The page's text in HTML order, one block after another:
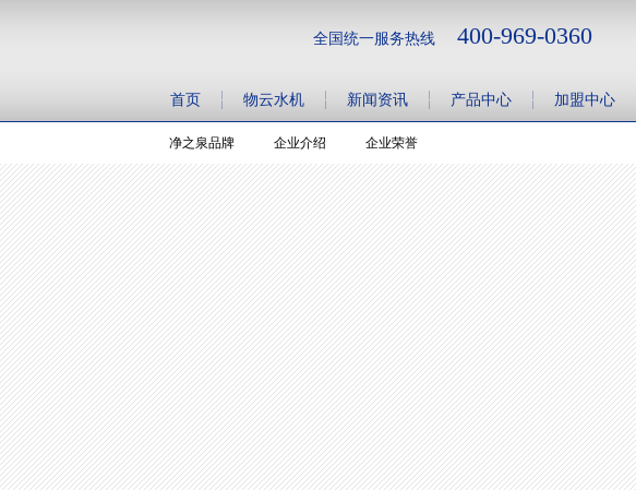
全国统一服务热线 400-969-0360
首页 物云水机 新闻资讯 产品中心 加盟中心
净之泉品牌 企业介绍 企业荣誉